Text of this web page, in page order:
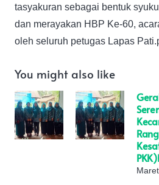
tasyakuran sebagai bentuk
dan merayakan HBP Ke-60,
oleh seluruh petugas Lapas
You might also like